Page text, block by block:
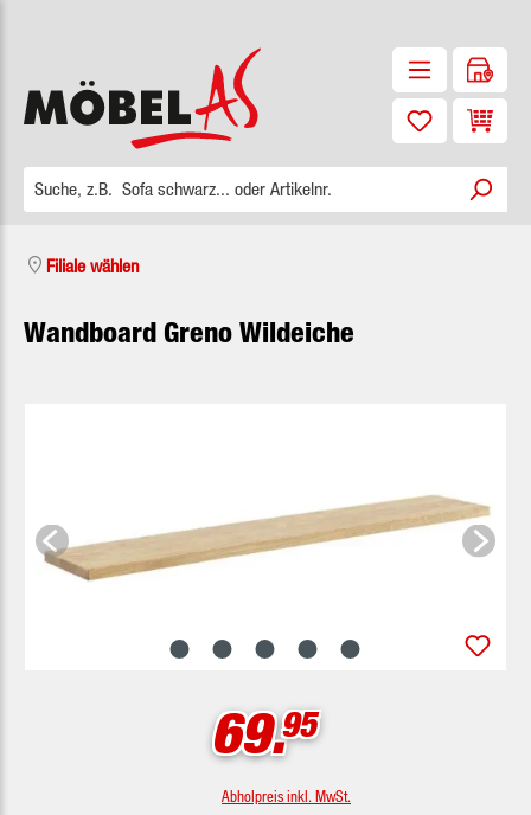
Filiale wählen
Wandboard Greno Wildeiche
69.95
Abholpreis inkl. MwSt.